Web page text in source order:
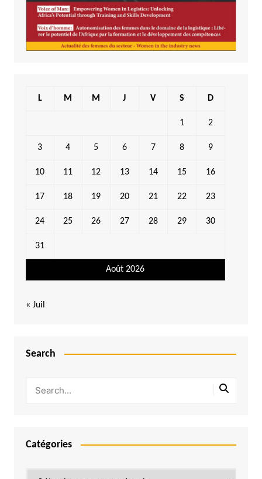
Août 2026
L M M J V S D
1 2
3 4 5 6 7 8 9
10 11 12 13 14 15 16
17 18 19 20 21 22 23
24 25 26 27 28 29 30
31
« Juil
Search
Catégories